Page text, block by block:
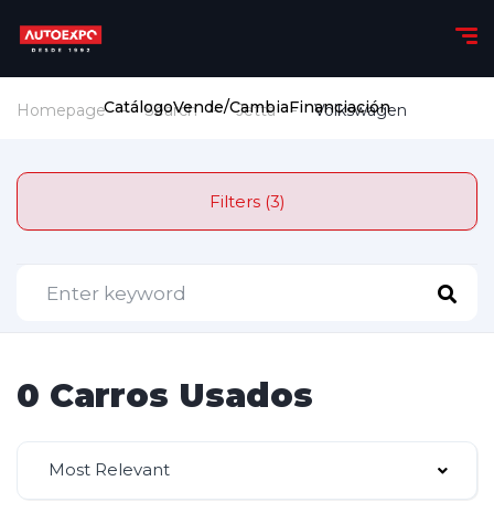
CatálogoVende/CambiaFinanciación
Homepage Search Jetta Volkswagen
Filters (3)
0 Carros Usados
Most Relevant